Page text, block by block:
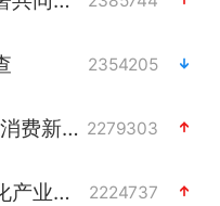
2354205
“电影+”如何激发千亿级消费新活力？ 2279303
全球首个长时储能一体化产业园量产 2224737